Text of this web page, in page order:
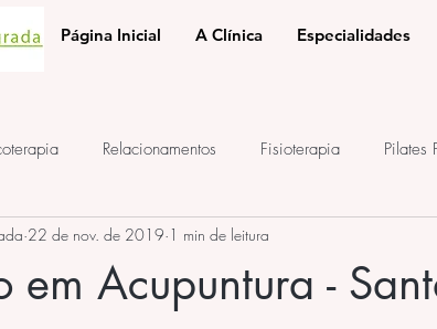
Página Inicial A Clínica Especialidades
Relacionamentos Fisioterapia Pilates
ponto de acupuntura terapia auricular
em Acupuntura -
22 de nov. de 2019 1 min de leitura